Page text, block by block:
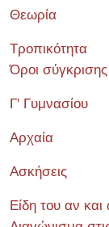
Θεωρία
Τροπικότητα
Όροι σύγκρισης
Γ' Γυμνασίου
Αρχαία
Ασκήσεις
Είδη του αν και